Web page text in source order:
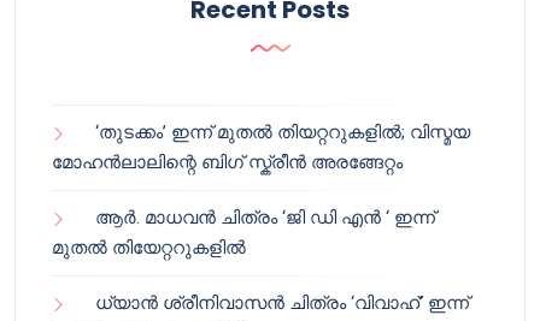
Recent Posts
‘തുടക്കം’ ഇന്ന് മുതൽ തിയറ്ററുകളിൽ; വിസ്മയ
മോഹൻലാലിന്റെ ബിഗ് സ്ക്രീൻ അരങ്ങേറ്റം
ആർ. മാധവൻ ചിത്രം ‘ജി ഡി എൻ ‘ ഇന്ന്
മുതൽ തിയേറ്ററുകളിൽ
ധ്യാൻ ശ്രീനിവാസൻ ചിത്രം ‘വിവാഹ്’ ഇന്ന്